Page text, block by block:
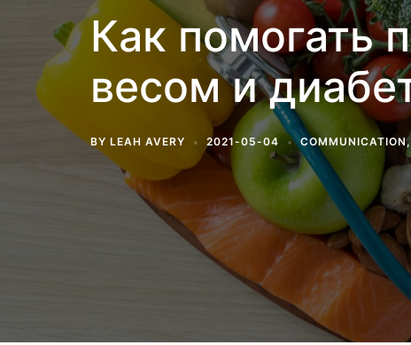
Как помогать
весом и
BY LEAH AVERY 2021-05-04 COMMUNICATION,